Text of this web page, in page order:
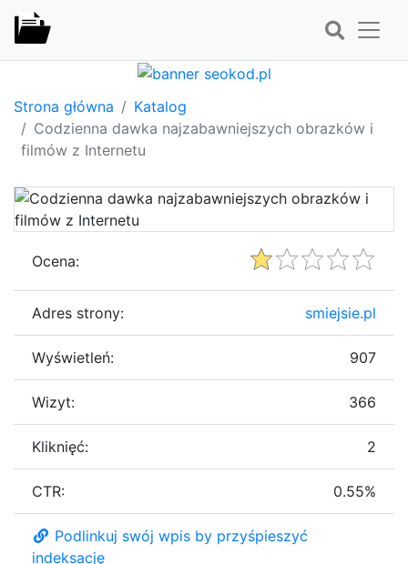
Strona główna
Katalog
Codzienna dawka najzabawniejszych obrazków i
filmów z Internetu
Ocena:
Adres strony: smiejsie.pl
Wyświetleń: 907
Wizyt: 366
Kliknięć: 2
CTR: 0.55%
Podlinkuj swój wpis by przyśpieszyć
indeksację